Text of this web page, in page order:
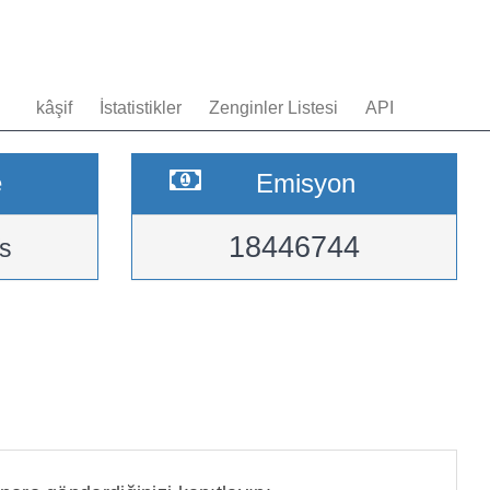
kâşif İstatistikler Zenginler Listesi API
Emisyon
18446744